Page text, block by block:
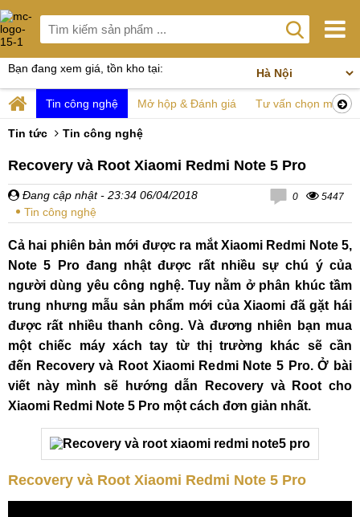
Bạn đang xem giá, tồn kho tại:
Tin công nghệ Mở hộp & Đánh giá Tư vấn chọn mua
Tin tức Tin công nghệ
Recovery và Root Xiaomi Redmi Note 5 Pro
Đang cập nhật - 23:34 06/04/2018
Tin công nghệ
0 5447
Cả hai phiên bản mới được ra mắt Xiaomi Redmi Note 5,
Note 5 Pro đang nhật được rất nhiều sự chú ý của
người dùng yêu công nghệ. Tuy nằm ở phân khúc tầm
trung nhưng mẫu sản phẩm mới của Xiaomi đã gặt hái
được rất nhiều thanh công. Và đương nhiên bạn mua
một chiếc máy xách tay từ thị trường khác sẽ cần
đến Recovery và Root Xiaomi Redmi Note 5 Pro. Ở bài
viết này mình sẽ hướng dẫn Recovery và Root cho
Xiaomi Redmi Note 5 Pro một cách đơn giản nhất.
Recovery và Root Xiaomi Redmi Note 5 Pro